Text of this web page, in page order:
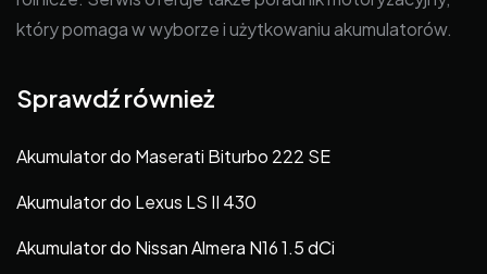
który pomaga w wyborze i użytkowaniu akumulatorów.
Sprawdź również
Akumulator do Maserati Biturbo 222 SE
Akumulator do Lexus LS II 430
Akumulator do Nissan Almera N16 1.5 dCi